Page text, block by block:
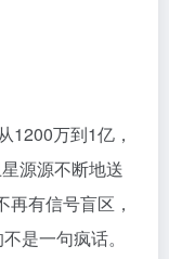
1200万到1亿，
源源不断地送
有信号盲区，
是一句疯话。